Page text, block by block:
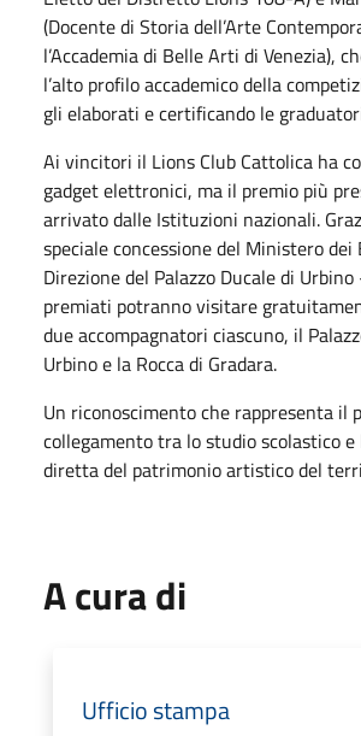
(Docente di Storia dell’Arte
l’Accademia di Belle Arti di Venezia),
l’alto profilo accademico della
gli elaborati e certificando le
Ai vincitori il Lions Club Cattolica ha
gadget elettronici, ma il premio più
arrivato dalle Istituzioni nazionali.
speciale concessione del Ministero
Direzione del Palazzo Ducale di
premiati potranno visitare
due accompagnatori ciascuno, il
Urbino e la Rocca di Gradara.
Un riconoscimento che rappresenta il
collegamento tra lo studio scolastico e
diretta del patrimonio artistico del
A cura di
Ufficio stampa